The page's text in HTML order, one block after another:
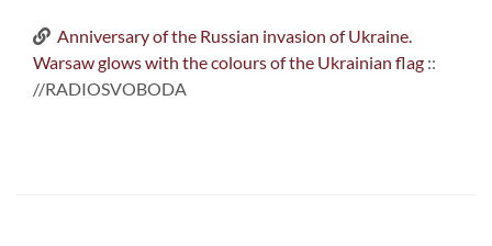
Anniversary of the Russian invasion of Ukraine.
Warsaw glows with the colours of the Ukrainian flag ::
//RADIOSVOBODA